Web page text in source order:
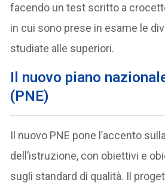
facendo un test scritto a
in cui sono prese in esame le
studiate alle superiori.
Il nuovo piano
(PNE)
Il nuovo PNE pone l’accento
dell’istruzione, con obiettivi e
sugli standard di qualità. Il